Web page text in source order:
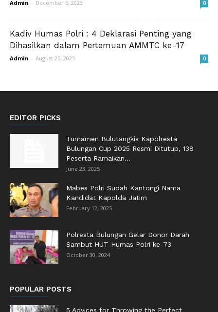
Admin - December 6, 2023 0
Kadiv Humas Polri : 4 Deklarasi Penting yang
Dihasilkan dalam Pertemuan AMMTC ke-17
Admin - August 25, 2023 0
EDITOR PICKS
Turnamen Bulutangkis Kapolresta
Bulungan Cup 2025 Resmi Ditutup, 138
Peserta Ramaikan...
June 23, 2025
Mabes Polri Sudah Kantongi Nama
Kandidat Kapolda Jatim
February 12, 2025
Polresta Bulungan Gelar Donor Darah
Sambut HUT Humas Polri ke-73
October 30, 2024
POPULAR POSTS
5 Advices for Throwing the Perfect